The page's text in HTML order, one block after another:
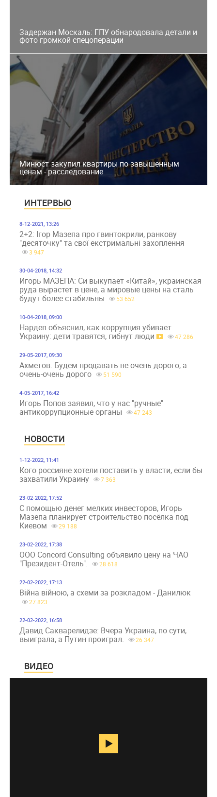
Задержан Москаль: ГПУ обнародовала детали и
фото громкой спецоперации
Минюст закупил квартиры по завышенным
ценам - расследование
ИНТЕРВЬЮ
8-12-2021, 13:26
2+2: Ігор Мазепа про гвинтокрили, ранкову
"десяточку" та свої екстримальні захоплення
3 947
30-04-2018, 14:32
Игорь МАЗЕПА: Си выкупает «Китай», украинская
руда вырастет в цене, а мировые цены на сталь
будут более стабильны
53 652
10-04-2018, 09:00
Нардеп объяснил, как коррупция убивает
Украину: дети травятся, гибнут люди
47 286
29-05-2017, 09:30
Ахметов: Будем продавать не очень дорого, а
очень-очень дорого
51 590
4-05-2017, 16:42
Игорь Попов заявил, что у нас "ручные"
антикоррупционные органы
47 243
НОВОСТИ
1-12-2022, 11:41
Кого россияне хотели поставить у власти, если бы
захватили Украину
7 363
23-02-2022, 17:52
С помощью денег мелких инвесторов, Игорь
Мазепа планирует строительство посёлка под
Киевом
29 188
23-02-2022, 17:38
ООО Concord Consulting объявило цену на ЧАО
"Президент-Отель".
28 618
22-02-2022, 17:13
Війна війною, а схеми за розкладом - Данилюк
27 823
22-02-2022, 16:58
Давид Сакварелидзе: Вчера Украина, по сути,
выиграла, а Путин проиграл.
26 347
ВИДЕО